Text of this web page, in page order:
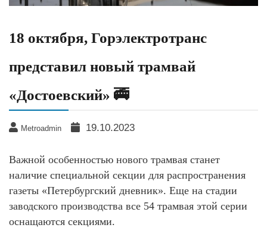
18 октября, Горэлектротранс
представил новый трамвай
«Достоевский» 🚎
Metroadmin 19.10.2023
Важной особенностью нового трамвая станет
наличие специальной секции для распространения
газеты «Петербургский дневник». Еще на стадии
заводского производства все 54 трамвая этой серии
оснащаются секциями.